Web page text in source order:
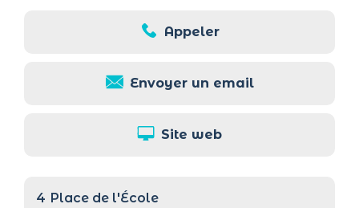
Appeler
Envoyer un email
Site web
4 Place de l'École